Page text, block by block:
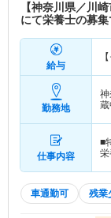
【神奈川県／川
にて栄養士の募
給与
勤務地
神
蔵
仕事内容
■
車通勤可 残業